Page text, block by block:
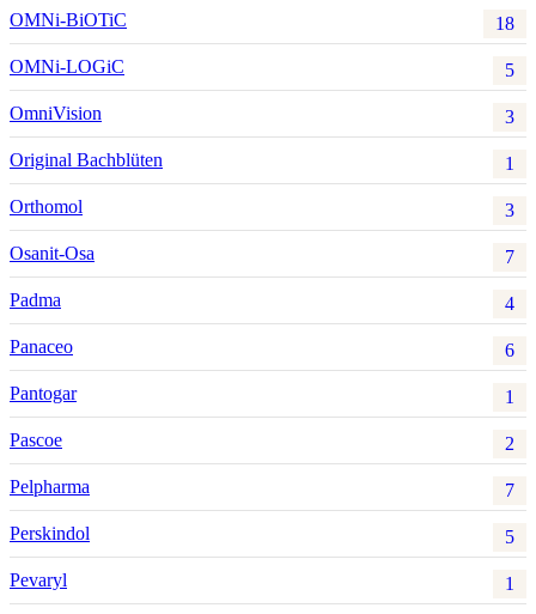
OMNi-BiOTiC 18
OMNi-LOGiC 5
OmniVision 3
Original Bachblüten 1
Orthomol 3
Osanit-Osa 7
Padma 4
Panaceo 6
Pantogar 1
Pascoe 2
Pelpharma 7
Perskindol 5
Pevaryl 1